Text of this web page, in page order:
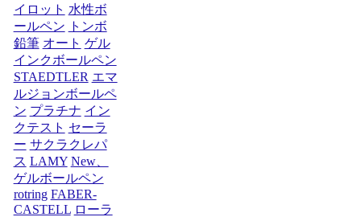
イロット 水性ボ
ールペン
トンボ
鉛筆 オート ゲル
インクボールペン
STAEDTLER エマ
ルジョンボールペ
ン プラチナ イン
クテスト セーラ
ー サクラクレパ
ス LAMY New、
ゲルボールペン
rotring FABER-
CASTELL ローラ